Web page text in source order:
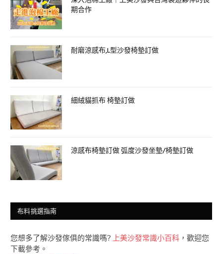
期合作
耐磨涼感布,L型沙發椅墊訂做
細絨貓抓布 椅墊訂做
涼感布椅墊訂做 弧度沙發坐墊/椅墊訂做
布料挑選指南
您想多了解沙發傢俱的常識嗎? 上美沙發常識小百科 ，歡迎您
下載參考。